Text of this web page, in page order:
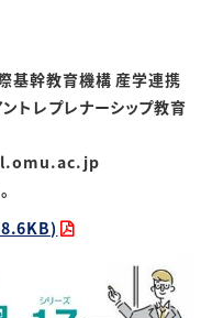
基幹教育機構 産学連携
トレプレナーシップ教育